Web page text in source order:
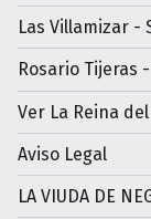
Las Villamizar -
Rosario Tijeras
Ver La Reina
Aviso Legal
LA VIUDA DE